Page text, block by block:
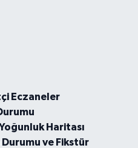
Eczaneler
Haritası
Durumu ve Fikstür